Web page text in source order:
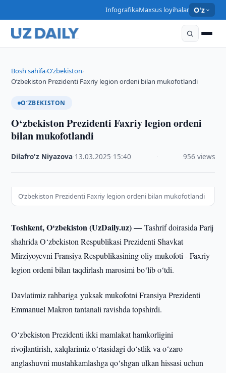
InfografikaMaxsus loyihalar O'z
Bosh sahifa›O‘zbekiston›
O‘zbekiston Prezidenti Faxriy legion ordeni bilan mukofotlandi
O‘ZBEKISTON
O‘zbekiston Prezidenti Faxriy legion ordeni
bilan mukofotlandi
Dilafro'z Niyazova 13.03.2025 15:40 956 views
O‘zbekiston Prezidenti Faxriy legion ordeni bilan mukofotlandi
Toshkent, O‘zbekiston (UzDaily.uz) —Tashrif doirasida Parij
shahrida O‘zbekiston Respublikasi Prezidenti Shavkat
Mirziyoyevni Fransiya Respublikasining oliy mukofoti - Faxriy
legion ordeni bilan taqdirlash marosimi bo‘lib o‘tdi.
Davlatimiz rahbariga yuksak mukofotni Fransiya Prezidenti
Emmanuel Makron tantanali ravishda topshirdi.
O‘zbekiston Prezidenti ikki mamlakat hamkorligini
rivojlantirish, xalqlarimiz o‘rtasidagi do‘stlik va o‘zaro
anglashuvni mustahkamlashga qo‘shgan ulkan hissasi uchun